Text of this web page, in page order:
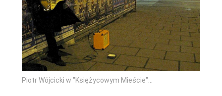
Piotr Wójcicki w "Księżycowym Mieście"...